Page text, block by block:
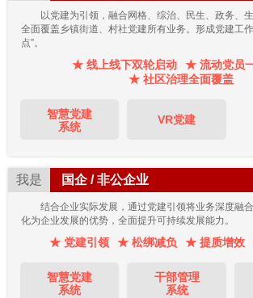
以党建为引领，融合网格、综治、民生、政务、
全面覆盖乡镇街道、村社党建所有业务。形成党建工作
点”。
★ 线上线下双轮启动
★ 流动党员
★ 社区治理全面覆盖
智慧党建
系统
VR党建
我是 国企 / 非公企业
结合企业实际发展，通过党建引领将业务深度融
化为企业发展的优势，全面提升可持续发展能力。
★ 党建引领 ★ 松绑减负 ★ 提质增效
智慧党建
系统
干部管理
系统